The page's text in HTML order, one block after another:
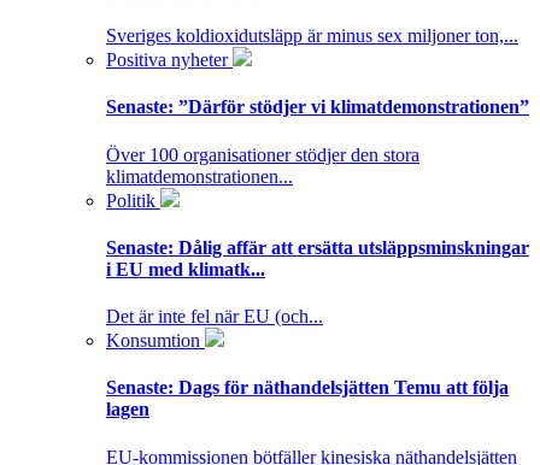
Sveriges koldioxidutsläpp är minus sex miljoner ton,...
Positiva nyheter
Senaste: ”Därför stödjer vi klimatdemonstrationen”
Över 100 organisationer stödjer den stora
klimatdemonstrationen...
Politik
Senaste: Dålig affär att ersätta utsläppsminskningar
i EU med klimatk...
Det är inte fel när EU (och...
Konsumtion
Senaste: Dags för näthandelsjätten Temu att följa
lagen
EU-kommissionen bötfäller kinesiska näthandelsjätten